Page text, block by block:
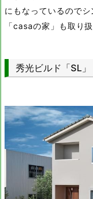
にもなっているので
「casaの家」も取り
秀光ビルド「SL」